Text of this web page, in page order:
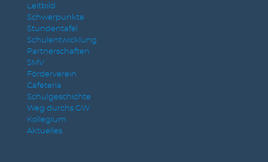
F
e
l
d
e
e
r
.
Leitbild
Schwerpunkte
Stundentafel
Schulentwicklung
Partnerschaften
SMV
Förderverein
Cafeteria
Schulgeschichte
Weg durchs GW
Kollegium
Aktuelles